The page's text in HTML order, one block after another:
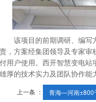
该项目的前期调研、编写
责，方案经集团领导及专家审
付用户使用。西开智慧变电站
雄厚的技术实力及团队协作能
上一条 ： 青海—河南±800